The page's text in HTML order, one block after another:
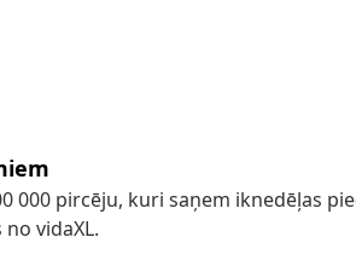
000 pircēju, kuri saņem iknedēļas
vidaXL.